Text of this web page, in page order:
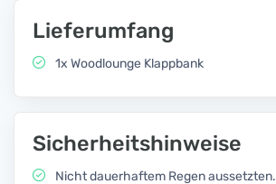
Lieferumfang
1x Woodlounge Klappbank
Sicherheitshinweise
Nicht dauerhaftem Regen aussetzten.